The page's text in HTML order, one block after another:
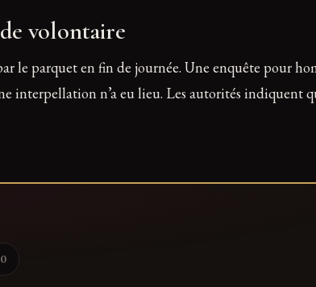
volontaire
le parquet en fin de journée. Une enquête pour
interpellation n’a eu lieu. Les autorités indiquent
0